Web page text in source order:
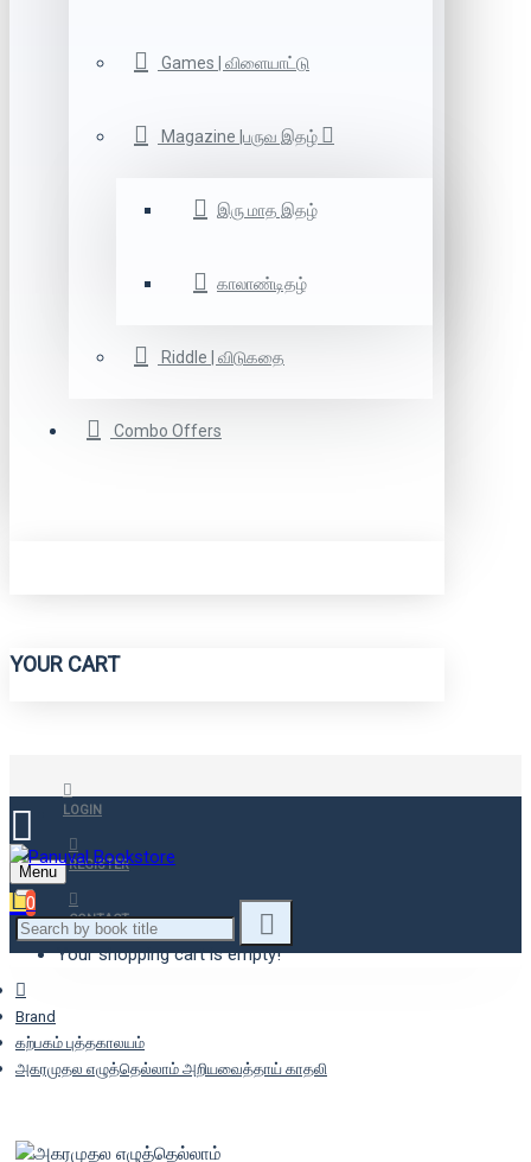
Games | விளையாட்டு
Magazine |பருவ இதழ்
இரு மாத இதழ்
காலாண்டிதழ்
Riddle | விடுகதை
Combo Offers
YOUR CART
LOGIN
REGISTER
CONTACT
Menu
0
Your shopping cart is empty!
Brand
கற்பகம் புத்தகாலயம்
அகரமுதல எழுத்தெல்லாம் அறியவைத்தாய் காதலி